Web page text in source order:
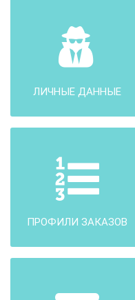
ЛИЧНЫЕ ДАННЫЕ
ПРОФИЛИ ЗАКАЗОВ